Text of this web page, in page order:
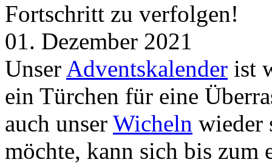
Fortschritt zu verfolgen!
01. Dezember 2021
Unser Adventskalender ist
ein Türchen für eine
auch unser Wicheln wieder
möchte, kann sich bis